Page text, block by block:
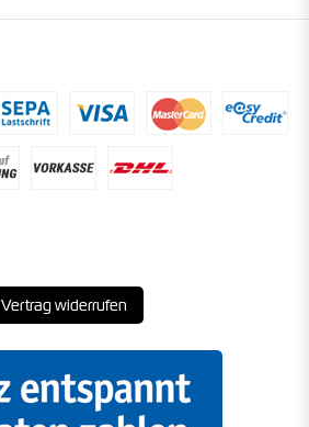
Vertrag widerrufen